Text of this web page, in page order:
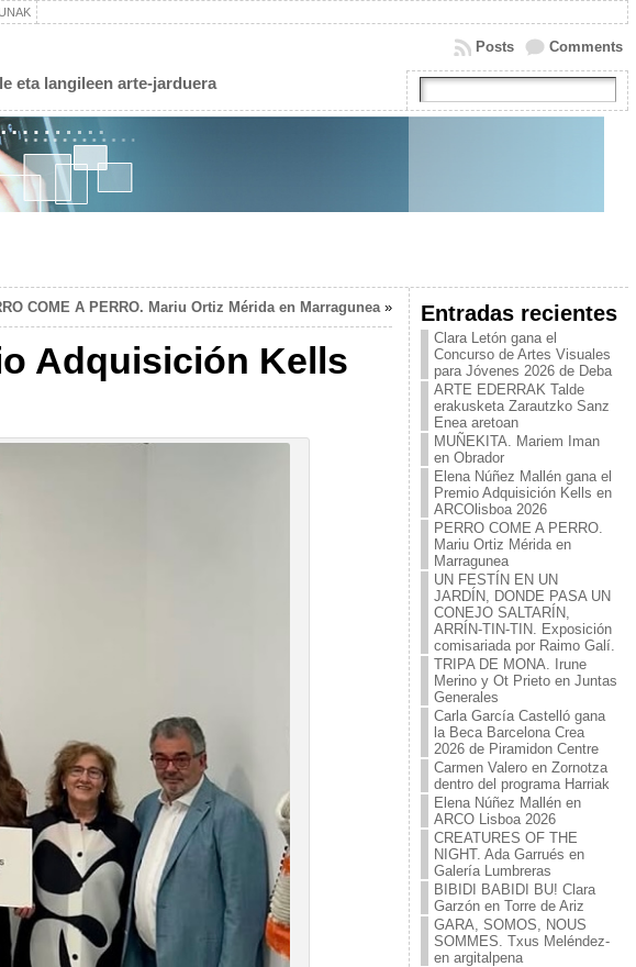
eta langileen arte-jarduera
Comments
Posts
COME A PERRO. Mariu Ortiz Mérida en Marragunea»
Adquisición Kells
Entradas recientes
Clara Letón gana el
Concurso de Artes Visuales
para Jóvenes 2026 de Deba
ARTE EDERRAK Talde
erakusketa Zarautzko Sanz
Enea aretoan
MUÑEKITA. Mariem Iman
en Obrador
Elena Núñez Mallén gana el
Premio Adquisición Kells en
ARCOlisboa 2026
PERRO COME A PERRO.
Mariu Ortiz Mérida en
Marragunea
UN FESTÍN EN UN
JARDÍN, DONDE PASA UN
CONEJO SALTARÍN,
ARRÍN-TIN-TIN. Exposición
comisariada por Raimo Galí.
TRIPA DE MONA. Irune
Merino y Ot Prieto en Juntas
Generales
Carla García Castelló gana
la Beca Barcelona Crea
2026 de Piramidon Centre
Carmen Valero en Zornotza
dentro del programa Harriak
Elena Núñez Mallén en
ARCO Lisboa 2026
CREATURES OF THE
NIGHT. Ada Garrués en
Galería Lumbreras
BIBIDI BABIDI BU! Clara
Garzón en Torre de Ariz
GARA, SOMOS, NOUS
SOMMES. Txus Meléndez-
en argitalpena